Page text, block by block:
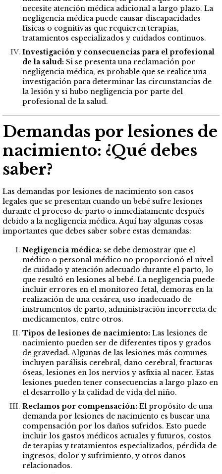
necesite atención médica adicional a largo plazo. La
negligencia médica puede causar discapacidades
físicas o cognitivas que requieren terapias,
tratamientos especializados y cuidados continuos.
Investigación y consecuencias para el profesional
de la salud: Si se presenta una reclamación por
negligencia médica, es probable que se realice una
investigación para determinar las circunstancias de
la lesión y si hubo negligencia por parte del
profesional de la salud.
Demandas por lesiones de
nacimiento: ¿Qué debes
saber?
Las demandas por lesiones de nacimiento son casos
legales que se presentan cuando un bebé sufre lesiones
durante el proceso de parto o inmediatamente después
debido a la negligencia médica. Aquí hay algunas cosas
importantes que debes saber sobre estas demandas:
Negligencia médica: se debe demostrar que el
médico o personal médico no proporcionó el nivel
de cuidado y atención adecuado durante el parto, lo
que resultó en lesiones al bebé. La negligencia puede
incluir errores en el monitoreo fetal, demoras en la
realización de una cesárea, uso inadecuado de
instrumentos de parto, administración incorrecta de
medicamentos, entre otros.
Tipos de lesiones de nacimiento: Las lesiones de
nacimiento pueden ser de diferentes tipos y grados
de gravedad. Algunas de las lesiones más comunes
incluyen parálisis cerebral, daño cerebral, fracturas
óseas, lesiones en los nervios y asfixia al nacer. Estas
lesiones pueden tener consecuencias a largo plazo en
el desarrollo y la calidad de vida del niño.
Reclamos por compensación: El propósito de una
demanda por lesiones de nacimiento es buscar una
compensación por los daños sufridos. Esto puede
incluir los gastos médicos actuales y futuros, costos
de terapias y tratamientos especializados, pérdida de
ingresos, dolor y sufrimiento, y otros daños
relacionados.